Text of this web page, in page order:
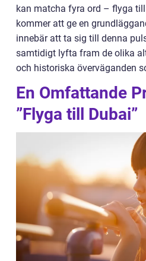
kan matcha fyra ord – flyga
kommer att ge en
innebär att ta sig till denna
samtidigt lyfta fram de olika
och historiska överväganden
En Omfattande
”Flyga till Dubai”